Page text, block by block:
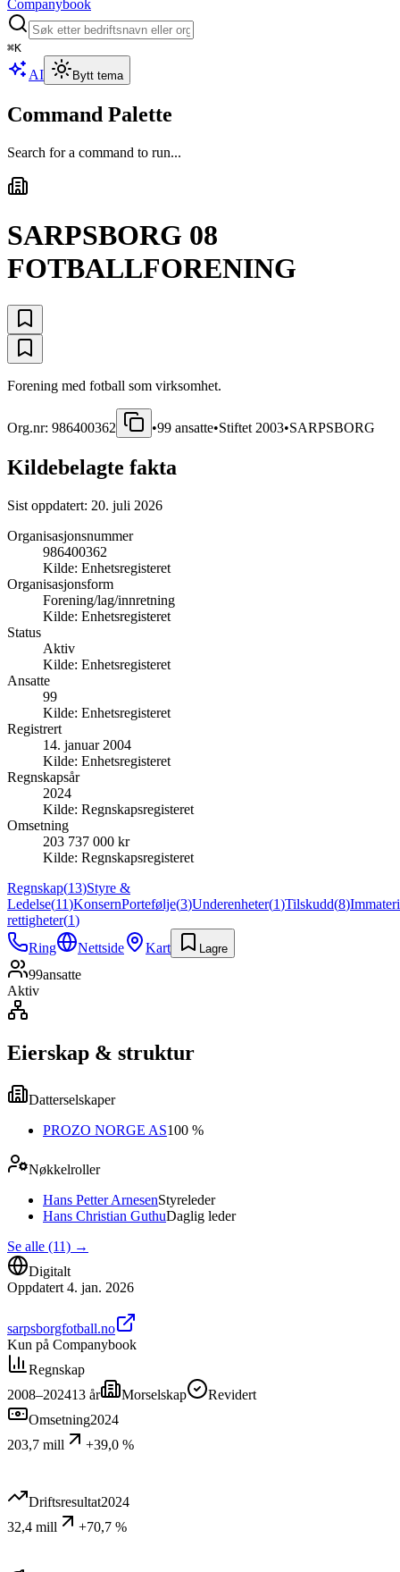
Companybook
⌘K
AI Bytt tema
Command Palette
Search for a command to run...
SARPSBORG 08
FOTBALLFORENING
Forening med fotball som virksomhet.
Org.nr: 986400362 •99 ansatte•Stiftet 2003•SARPSBORG
Kildebelagte fakta
Sist oppdatert: 20. juli 2026
Organisasjonsnummer
986400362
Kilde: Enhetsregisteret
Organisasjonsform
Forening/lag/innretning
Kilde: Enhetsregisteret
Status
Aktiv
Kilde: Enhetsregisteret
Ansatte
99
Kilde: Enhetsregisteret
Registrert
14. januar 2004
Kilde: Enhetsregisteret
Regnskapsår
2024
Kilde: Regnskapsregisteret
Omsetning
203 737 000 kr
Kilde: Regnskapsregisteret
Regnskap(13)Styre &
Ledelse(11)KonsernPortefølje(3)Underenheter(1)Tilskudd(8)
rettigheter(1)
Ring
Nettside Kart Lagre
99ansatte
Aktiv
Eierskap & struktur
Datterselskaper
PROZO NORGE AS100 %
Nøkkelroller
Hans Petter ArnesenStyreleder
Hans Christian GuthuDaglig leder
Se alle (11) →
Digitalt
Oppdatert 4. jan. 2026
sarpsborgfotball.no
Kun på Companybook
Regnskap
2008–202413 år Morselskap
Revidert
Omsetning2024
203,7 mill
+39,0 %
Driftsresultat2024
32,4 mill
+70,7 %